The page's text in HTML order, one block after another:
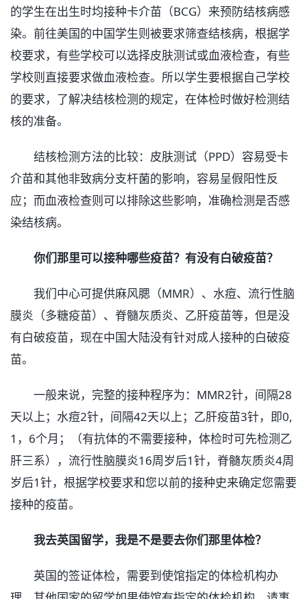
的学生在出生时均接种卡介苗（BCG）来预防结核病感
染。前往美国的中国学生则被要求筛查结核病，根据学
校要求，有些学校可以选择皮肤测试或血液检查，有些
学校则直接要求做血液检查。所以学生要根据自己学校
的要求，了解决结核检测的规定，在体检时做好检测结
核的准备。
结核检测方法的比较：皮肤测试（PPD）容易受卡
介苗和其他非致病分支杆菌的影响，容易呈假阳性反
应；而血液检查则可以排除这些影响，准确检测是否感
染结核病。
你们那里可以接种哪些疫苗？有没有白破疫苗？
我们中心可提供麻风腮（MMR）、水痘、流行性脑
膜炎（多糖疫苗）、脊髓灰质炎、乙肝疫苗等，但是没
有白破疫苗，现在中国大陆没有针对成人接种的白破疫
苗。
一般来说，完整的接种程序为：MMR2针，间隔28
天以上；水痘2针，间隔42天以上；乙肝疫苗3针，即0,
1，6个月；（有抗体的不需要接种，体检时可先检测乙
肝三系），流行性脑膜炎16周岁后1针，脊髓灰质炎4周
岁后1针，根据学校要求和您以前的接种史来确定您需要
接种的疫苗。
我去英国留学，我是不是要去你们那里体检？
英国的签证体检，需要到使馆指定的体检机构办